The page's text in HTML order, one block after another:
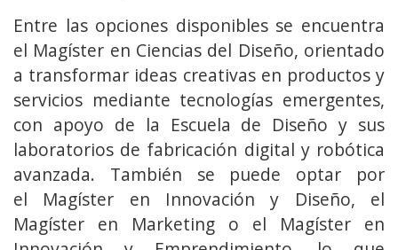
Entre las opciones disponibles se encuentra
el Magíster en Ciencias del Diseño, orientado
a transformar ideas creativas en productos y
servicios mediante tecnologías emergentes,
con apoyo de la Escuela de Diseño y sus
laboratorios de fabricación digital y robótica
avanzada. También se puede optar por
el Magíster en Innovación y Diseño, el
Magíster en Marketing o el Magíster en